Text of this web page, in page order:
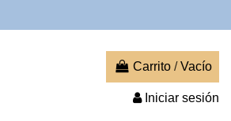
Carrito /Vacío
Iniciar sesión